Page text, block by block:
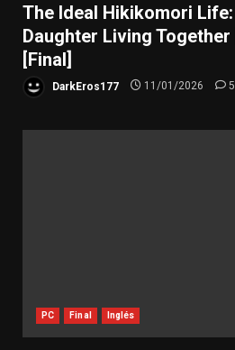
The Ideal Hikikomori
Daughter Living Together
[Final]
DarkEros177 11/01/2026 5
PC Final Inglés